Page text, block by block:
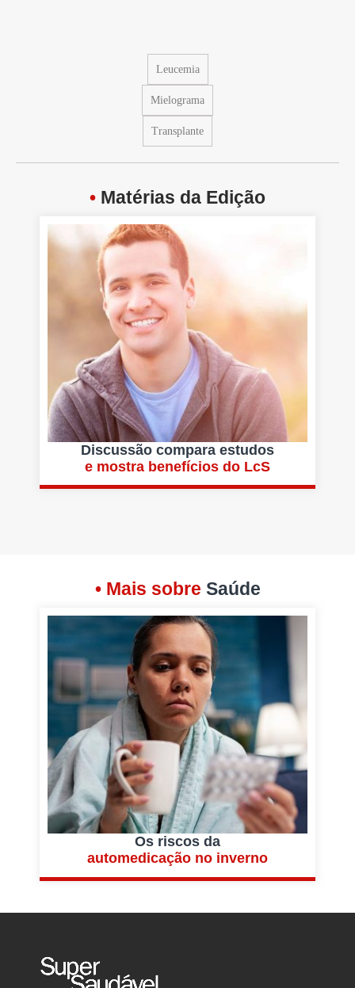
Leucemia
Mielograma
Transplante
• Matérias da Edição
Discussão compara estudos
e mostra benefícios do LcS
• Mais sobre Saúde
Os riscos da
automedicação no inverno